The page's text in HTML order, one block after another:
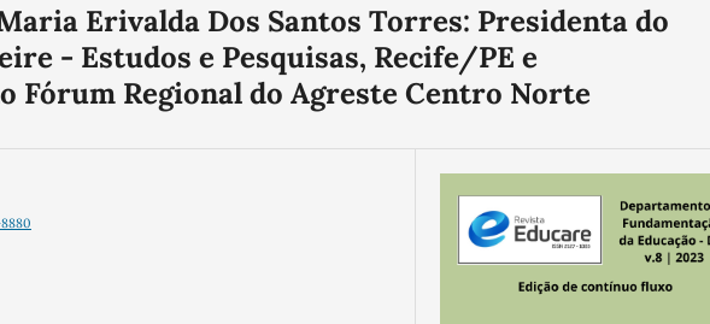
Erivalda Dos Santos Torres: Presidenta do
- Estudos e Pesquisas, Recife/PE e
Fórum Regional do Agreste Centro Norte